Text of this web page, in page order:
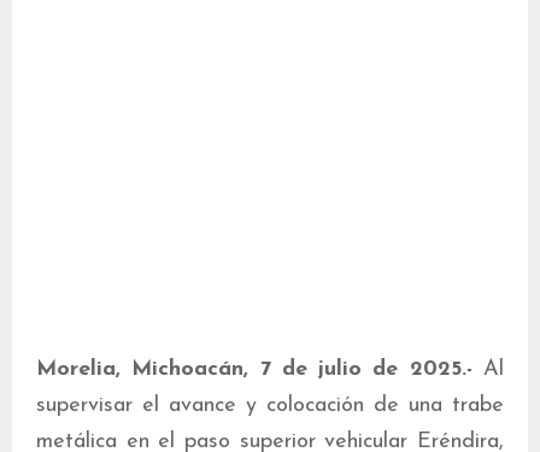
Morelia, Michoacán, 7 de julio de 2025.- Al
supervisar el avance y colocación de una trabe
metálica en el paso superior vehicular Eréndira,